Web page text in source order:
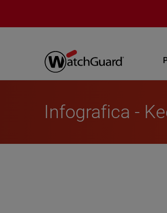
Infografica -